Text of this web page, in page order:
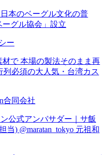
本のベーグル文化の普
グル協会」設立
ー
で 本場の製法そのまま再
必須の大人気・台湾カス
合同会社
公式アンバサダー｜サ飯
当) @maratan_tokyo 元祖和